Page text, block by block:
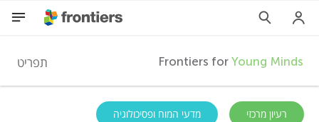
F
r
Frontiers forYoung Minds תפריט
רעיון מרכזי
מדעי המוח ופסיכולוגיה